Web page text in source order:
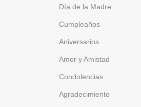
Día de la Madre
Cumpleaños
Aniversarios
Amor y Amistad
Condolencias
Agradecimiento